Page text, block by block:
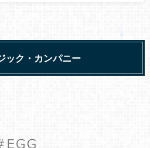
ック・カンパニー